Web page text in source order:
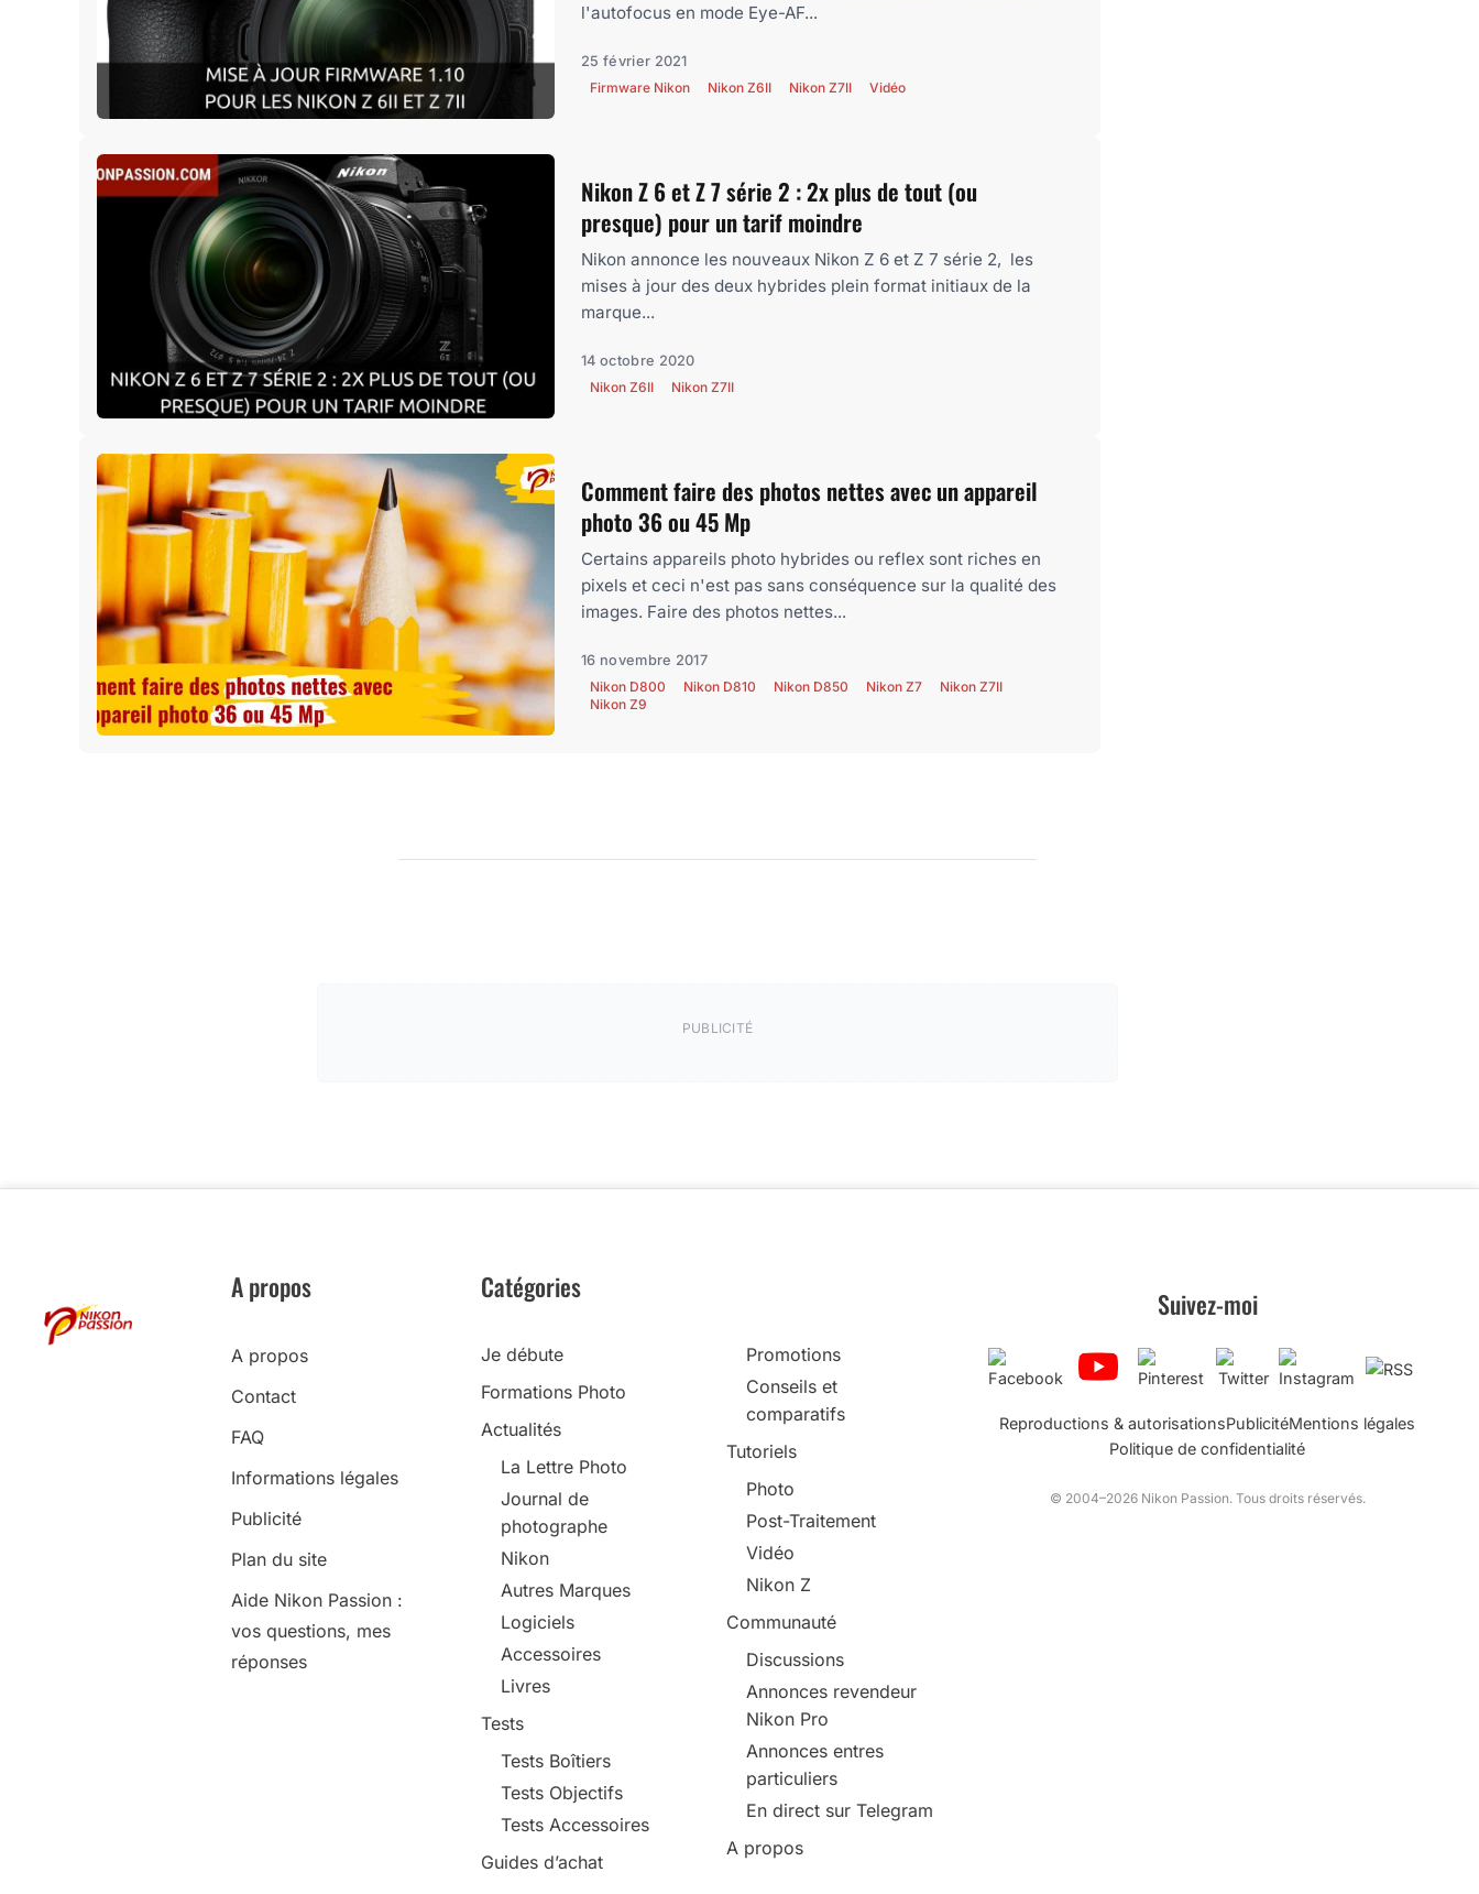
l'autofocus en mode Eye-AF...
25 février 2021
Firmware Nikon
Nikon Z6II Nikon Z7II Vidéo
Nikon Z 6 et Z 7 série 2 : 2x plus de tout (ou
presque) pour un tarif moindre
Nikon annonce les nouveaux Nikon Z 6 et Z 7 série 2, les
mises à jour des deux hybrides plein format initiaux de la
marque...
14 octobre 2020
Nikon Z6II
Nikon Z7II
Comment faire des photos nettes avec un appareil
photo 36 ou 45 Mp
Certains appareils photo hybrides ou reflex sont riches en
pixels et ceci n'est pas sans conséquence sur la qualité des
images. Faire des photos nettes...
16 novembre 2017
Nikon D800
Nikon D810 Nikon D850 Nikon Z7
Nikon Z7II
Nikon Z9
PUBLICITÉ
A propos
A propos
Contact
FAQ
Informations légales
Publicité
Plan du site
Aide Nikon Passion :
vos questions, mes
réponses
Catégories
Je débute
Formations Photo
Actualités
La Lettre Photo
Journal de
photographe
Nikon
Autres Marques
Logiciels
Accessoires
Livres
Tests
Tests Boîtiers
Tests Objectifs
Tests Accessoires
Guides d’achat
Promotions
Conseils et
comparatifs
Tutoriels
Photo
Post-Traitement
Vidéo
Nikon Z
Communauté
Discussions
Annonces revendeur
Nikon Pro
Annonces entres
particuliers
En direct sur Telegram
A propos
Suivez-moi
Reproductions & autorisationsPublicitéMentions légales
Politique de confidentialité
© 2004–2026 Nikon Passion. Tous droits réservés.